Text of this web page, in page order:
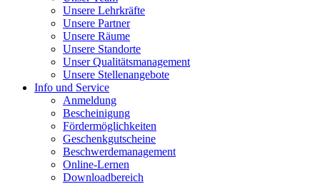
Unsere Lehrkräfte
Unsere Partner
Unsere Räume
Unsere Standorte
Unser Qualitätsmanagement
Unsere Stellenangebote
Info und Service
Anmeldung
Bescheinigung
Fördermöglichkeiten
Geschenkgutscheine
Beschwerdemanagement
Online-Lernen
Downloadbereich